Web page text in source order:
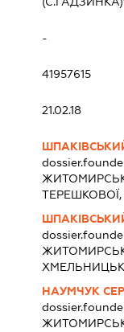
-
41957615
21.02.18
НАУМЧУК